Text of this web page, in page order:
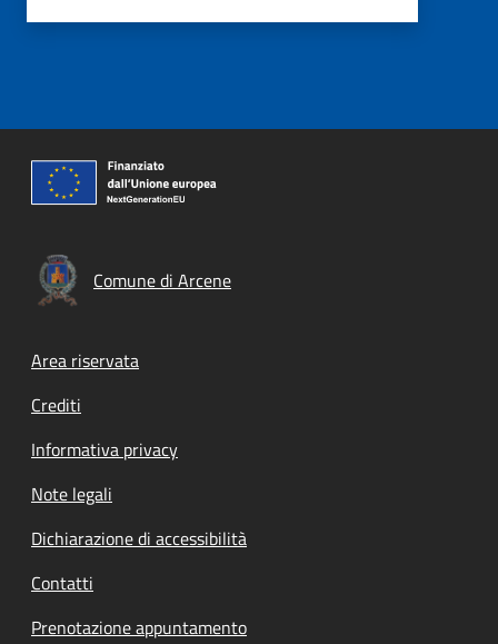
Comune di Arcene
Footer menu
Area riservata
Crediti
Informativa privacy
Note legali
Dichiarazione di accessibilità
Contatti
Prenotazione appuntamento